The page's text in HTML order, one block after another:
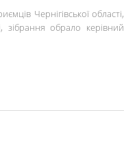
Чернігівської області,
зібрання обрало керівний